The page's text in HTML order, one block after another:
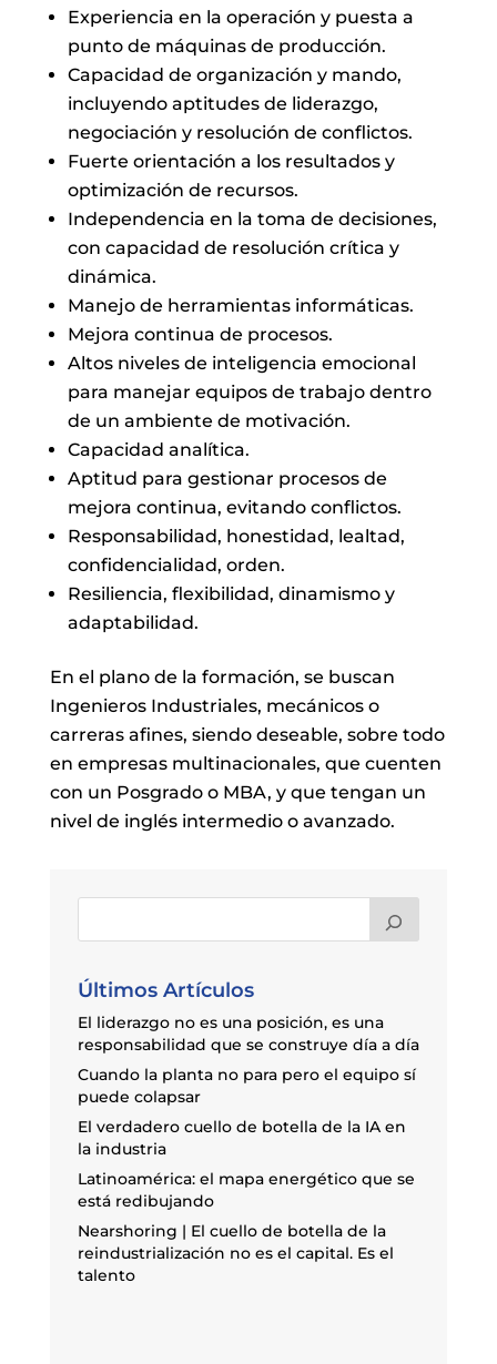
Experiencia en la operación y puesta a
punto de máquinas de producción.
Capacidad de organización y mando,
incluyendo aptitudes de liderazgo,
negociación y resolución de conflictos.
Fuerte orientación a los resultados y
optimización de recursos.
Independencia en la toma de decisiones,
con capacidad de resolución crítica y
dinámica.
Manejo de herramientas informáticas.
Mejora continua de procesos.
Altos niveles de inteligencia emocional
para manejar equipos de trabajo dentro
de un ambiente de motivación.
Capacidad analítica.
Aptitud para gestionar procesos de
mejora continua, evitando conflictos.
Responsabilidad, honestidad, lealtad,
confidencialidad, orden.
Resiliencia, flexibilidad, dinamismo y
adaptabilidad.
En el plano de la formación, se buscan
Ingenieros Industriales, mecánicos o
carreras afines, siendo deseable, sobre todo
en empresas multinacionales, que cuenten
con un Posgrado o MBA, y que tengan un
nivel de inglés intermedio o avanzado.
Últimos Artículos
El liderazgo no es una posición, es una
responsabilidad que se construye día a día
Cuando la planta no para pero el equipo sí
puede colapsar
El verdadero cuello de botella de la IA en
la industria
Latinoamérica: el mapa energético que se
está redibujando
Nearshoring | El cuello de botella de la
reindustrialización no es el capital. Es el
talento